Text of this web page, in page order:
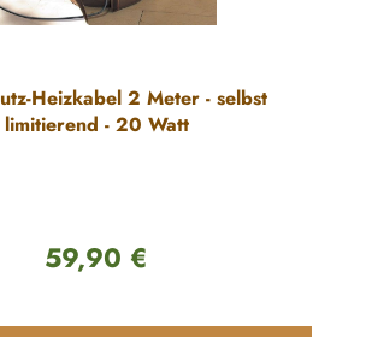
Heizkabel 2 Meter - selbst
limitierend - 20 Watt
Regulärer Preis:
59,90 €